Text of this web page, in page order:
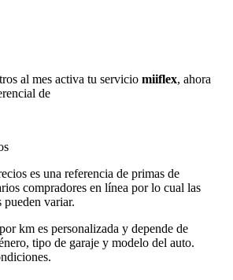
al mes activa tu servicio miiflex, ahora
de
es una referencia de primas de
compradores en línea por lo cual las
pueden variar.
km es personalizada y depende de
tipo de garaje y modelo del auto.